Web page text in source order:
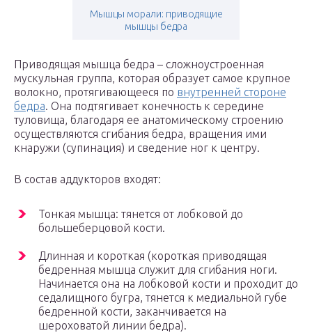
Мышцы морали: приводящие
мышцы бедра
Приводящая мышца бедра – сложноустроенная
мускульная группа, которая образует самое крупное
волокно, протягивающееся по внутренней стороне
бедра. Она подтягивает конечность к середине
туловища, благодаря ее анатомическому строению
осуществляются сгибания бедра, вращения ими
кнаружи (супинация) и сведение ног к центру.
В состав аддукторов входят:
Тонкая мышца: тянется от лобковой до
большеберцовой кости.
Длинная и короткая (короткая приводящая
бедренная мышца служит для сгибания ноги.
Начинается она на лобковой кости и проходит до
седалищного бугра, тянется к медиальной губе
бедренной кости, заканчивается на
шероховатой линии бедра).